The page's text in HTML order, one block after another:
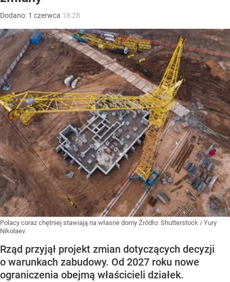
Dodano: 1 czerwca 18:28
Polacy coraz chętniej stawiają na własne domy Źródło: Shutterstock / Yury
Nikolaev
Rząd przyjął projekt zmian dotyczących decyzji
o warunkach zabudowy. Od 2027 roku nowe
ograniczenia obejmą właścicieli działek.